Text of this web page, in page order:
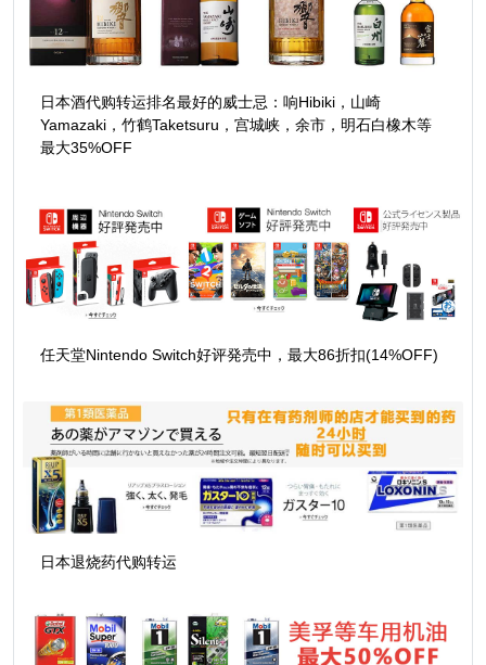
日本酒代购转运排名最好的威士忌：响Hibiki，山崎
Yamazaki，竹鹤Taketsuru，宫城峡，余市，明石白橡木等
最大35%OFF
任天堂Nintendo Switch好评発売中，最大86折扣(14%OFF)
日本退烧药代购转运